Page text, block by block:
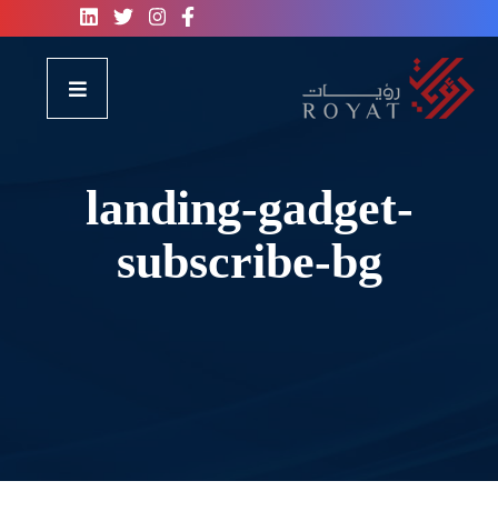
landing-gadget-
subscribe-bg